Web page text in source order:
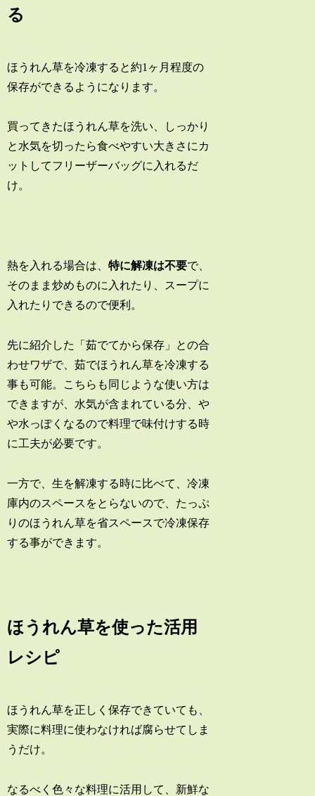
る
ほうれん草を冷凍すると約1ヶ月程度の
保存ができるようになります。
買ってきたほうれん草を洗い、しっかり
と水気を切ったら食べやすい大きさにカ
ットしてフリーザーバッグに入れるだ
け。
熱を入れる場合は、特に解凍は不要で、
そのまま炒めものに入れたり、スープに
入れたりできるので便利。
先に紹介した「茹でてから保存」との合
わせワザで、茹でほうれん草を冷凍する
事も可能。こちらも同じような使い方は
できますが、水気が含まれている分、や
や水っぽくなるので料理で味付けする時
に工夫が必要です。
一方で、生を解凍する時に比べて、冷凍
庫内のスペースをとらないので、たっぷ
りのほうれん草を省スペースで冷凍保存
する事ができます。
ほうれん草を使った活用
レシピ
ほうれん草を正しく保存できていても、
実際に料理に使わなければ腐らせてしま
うだけ。
なるべく色々な料理に活用して、新鮮な